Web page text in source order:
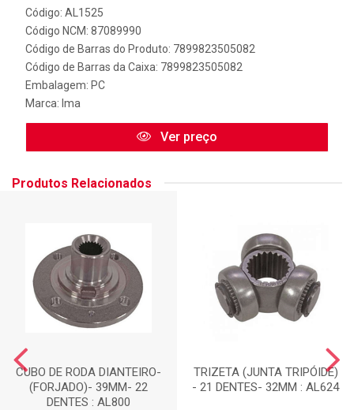
Código: AL1525
Código NCM: 87089990
Código de Barras do Produto: 7899823505082
Código de Barras da Caixa: 7899823505082
Embalagem: PC
Marca: Ima
Ver preço
Produtos Relacionados
CUBO DE RODA DIANTEIRO-
(FORJADO)- 39MM- 22
DENTES : AL800
TRIZETA (JUNTA TRIPÓIDE)
- 21 DENTES- 32MM : AL624